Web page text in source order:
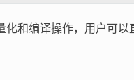
和编译操作，用户可以